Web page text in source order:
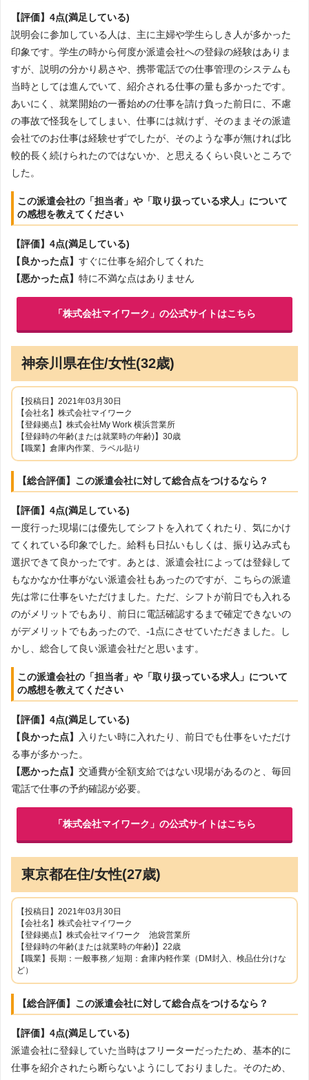
【評価】4点(満足している)
説明会に参加している人は、主に主婦や学生らしき人が多かった
印象です。学生の時から何度か派遣会社への登録の経験はありま
すが、説明の分かり易さや、携帯電話での仕事管理のシステムも
当時としては進んでいて、紹介される仕事の量も多かったです。
あいにく、就業開始の一番始めの仕事を請け負った前日に、不慮
の事故で怪我をしてしまい、仕事には就けず、そのままその派遣
会社でのお仕事は経験せずでしたが、そのような事が無ければ比
較的長く続けられたのではないか、と思えるくらい良いところで
した。
この派遣会社の「担当者」や「取り扱っている求人」について
の感想を教えてください
【評価】4点(満足している)
【良かった点】 すぐに仕事を紹介してくれた
【悪かった点】 特に不満な点はありません
「株式会社マイワーク」の公式サイトはこちら
神奈川県在住/女性(32歳)
【投稿日】2021年03月30日
【会社名】株式会社マイワーク
【登録拠点】株式会社My Work 横浜営業所
【登録時の年齢(または就業時の年齢)】30歳
【職業】倉庫内作業、ラベル貼り
【総合評価】この派遣会社に対して総合点をつけるなら？
【評価】4点(満足している)
一度行った現場には優先してシフトを入れてくれたり、気にかけ
てくれている印象でした。給料も日払いもしくは、振り込み式も
選択できて良かったです。あとは、派遣会社によっては登録して
もなかなか仕事がない派遣会社もあったのですが、こちらの派遣
先は常に仕事をいただけました。ただ、シフトが前日でも入れる
のがメリットでもあり、前日に電話確認するまで確定できないの
がデメリットでもあったので、-1点にさせていただきました。し
かし、総合して良い派遣会社だと思います。
この派遣会社の「担当者」や「取り扱っている求人」について
の感想を教えてください
【評価】4点(満足している)
【良かった点】
入りたい時に入れたり、前日でも仕事をいただけ
る事が多かった。
【悪かった点】 交通費が全額支給ではない現場があるのと、毎回
電話で仕事の予約確認が必要。
「株式会社マイワーク」の公式サイトはこちら
東京都在住/女性(27歳)
【投稿日】2021年03月30日
【会社名】株式会社マイワーク
【登録拠点】株式会社マイワーク 池袋営業所
【登録時の年齢(または就業時の年齢)】22歳
【職業】長期：一般事務／短期：倉庫内軽作業（DM封入、検品仕分けな
ど）
【総合評価】この派遣会社に対して総合点をつけるなら？
【評価】4点(満足している)
派遣会社に登録していた当時はフリーターだったため、基本的に
仕事を紹介されたら断らないようにしておりました。そのため、